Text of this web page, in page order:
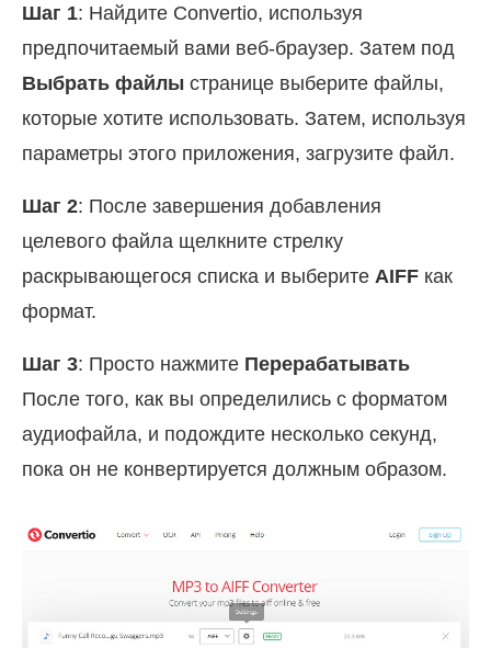
Шаг 1: Найдите Convertio, используя
предпочитаемый вами веб-браузер. Затем под
Выбрать файлы странице выберите файлы,
которые хотите использовать. Затем, используя
параметры этого приложения, загрузите файл.
Шаг 2: После завершения добавления
целевого файла щелкните стрелку
раскрывающегося списка и выберите AIFF как
формат.
Шаг 3: Просто нажмите Перерабатывать
После того, как вы определились с форматом
аудиофайла, и подождите несколько секунд,
пока он не конвертируется должным образом.